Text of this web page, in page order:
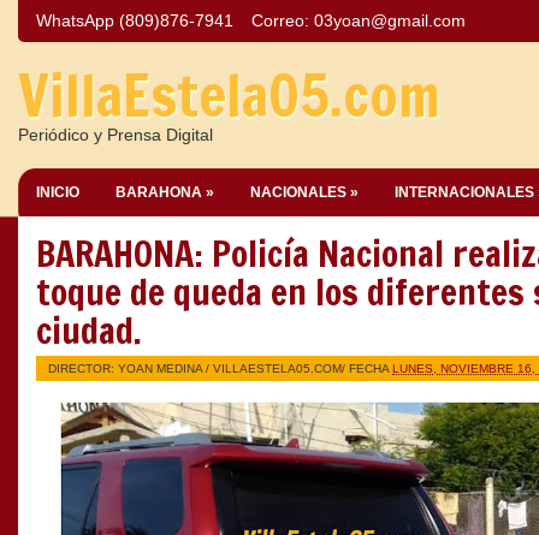
WhatsApp (809)876-7941 Correo: 03yoan@gmail.com
VillaEstela05.com
Periódico y Prensa Digital
INICIO BARAHONA » NACIONALES » INTERNACIONALES
BARAHONA: Policía Nacional
toque de queda en los
ciudad.
DIRECTOR: YOAN MEDINA / VILLAESTELA05.COM/ FECHA LUNES, NOVIEMBRE 16,